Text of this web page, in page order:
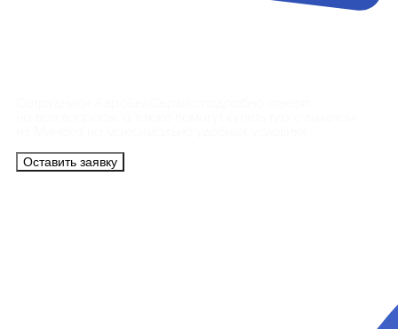
Оставить заявку